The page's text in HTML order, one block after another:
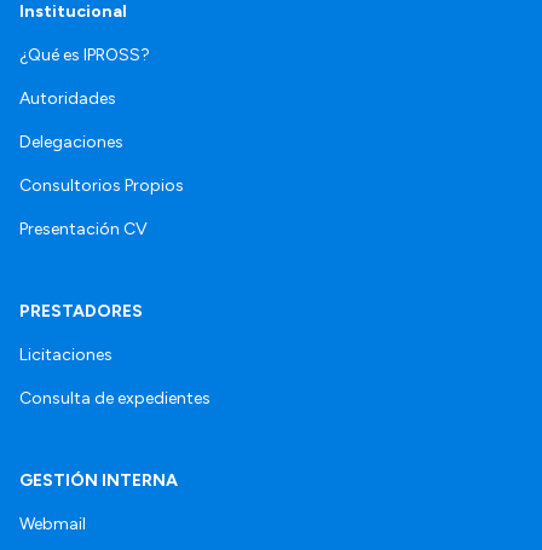
Institucional
¿Qué es IPROSS?
Autoridades
Delegaciones
Consultorios Propios
Presentación CV
PRESTADORES
Licitaciones
Consulta de expedientes
GESTIÓN INTERNA
Webmail